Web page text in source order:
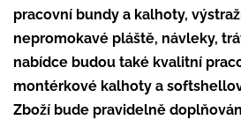
pracovní bundy a kalhoty,
nepromokavé pláště, návleky,
nabídce budou také kvalitní
montérkové kalhoty a
Zboží bude pravidelně